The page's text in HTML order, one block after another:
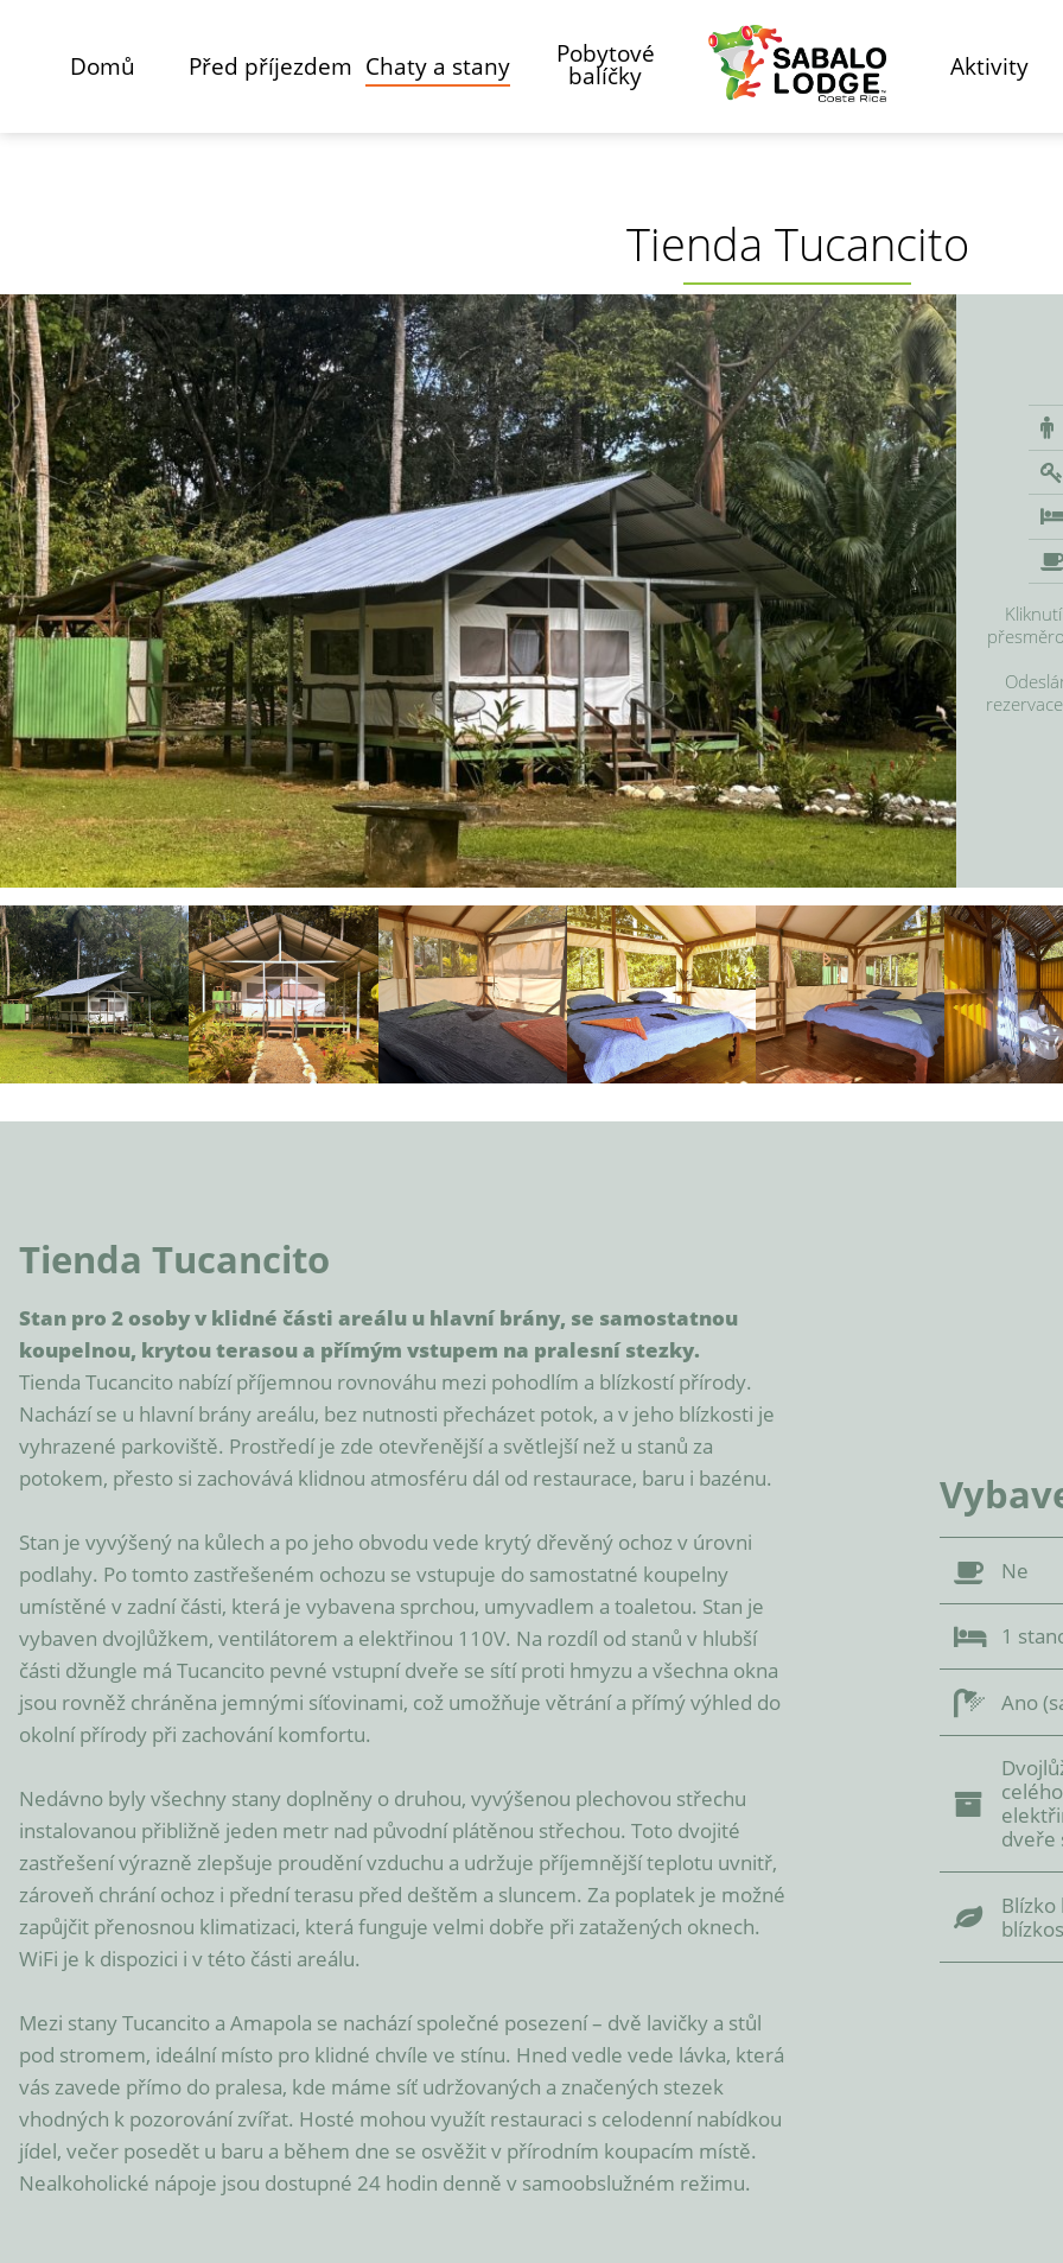
Domů Před příjezdem Chaty a stany Pobytové
balíčky Aktivity
Tienda Tucancito
Tienda Tucancito
Stan pro 2 osoby v klidné části areálu u hlavní brány, se samostatnou
koupelnou, krytou terasou a přímým vstupem na pralesní stezky.
Tienda Tucancito nabízí příjemnou rovnováhu mezi pohodlím a blízkostí přírody.
Nachází se u hlavní brány areálu, bez nutnosti přecházet potok, a v jeho blízkosti je
vyhrazené parkoviště. Prostředí je zde otevřenější a světlejší než u stanů za
potokem, přesto si zachovává klidnou atmosféru dál od restaurace, baru i bazénu.
Stan je vyvýšený na kůlech a po jeho obvodu vede krytý dřevěný ochoz v úrovni
podlahy. Po tomto zastřešeném ochozu se vstupuje do samostatné koupelny
umístěné v zadní části, která je vybavena sprchou, umyvadlem a toaletou. Stan je
vybaven dvojlůžkem, ventilátorem a elektřinou 110V. Na rozdíl od stanů v hlubší
části džungle má Tucancito pevné vstupní dveře se sítí proti hmyzu a všechna okna
jsou rovněž chráněna jemnými síťovinami, což umožňuje větrání a přímý výhled do
okolní přírody při zachování komfortu.
Nedávno byly všechny stany doplněny o druhou, vyvýšenou plechovou střechu
instalovanou přibližně jeden metr nad původní plátěnou střechou. Toto dvojité
zastřešení výrazně zlepšuje proudění vzduchu a udržuje příjemnější teplotu uvnitř,
zároveň chrání ochoz i přední terasu před deštěm a sluncem. Za poplatek je možné
zapůjčit přenosnou klimatizaci, která funguje velmi dobře při zatažených oknech.
WiFi je k dispozici i v této části areálu.
Mezi stany Tucancito a Amapola se nachází společné posezení – dvě lavičky a stůl
pod stromem, ideální místo pro klidné chvíle ve stínu. Hned vedle vede lávka, která
vás zavede přímo do pralesa, kde máme síť udržovaných a značených stezek
vhodných k pozorování zvířat. Hosté mohou využít restauraci s celodenní nabídkou
jídel, večer posedět u baru a během dne se osvěžit v přírodním koupacím místě.
Nealkoholické nápoje jsou dostupné 24 hodin denně v samoobslužném režimu.
Ne
1
Ano
dveře